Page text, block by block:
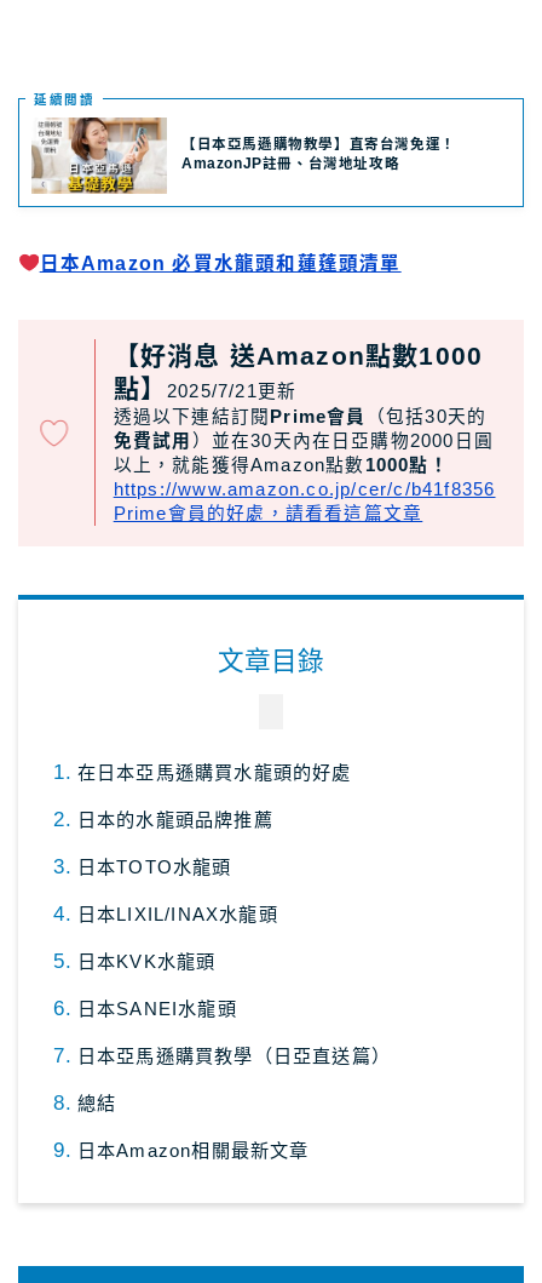
21個免費素材網站
8大日本插圖素材網站
關於Masablog
與Masa聯絡
延續閲讀
【日本亞馬遜購物教學】直寄台灣免運！
AmazonJP註冊、台灣地址攻略
日本Amazon 必買水龍頭和蓮蓬頭清單
【好消息 送Amazon點數1000
點】
2025/7/21更新
透過以下連結訂閱 Prime會員
（包括30天的
免費試用 ）並在30天內在日亞購物2000日圓
以上，就能獲得Amazon點數1000點！
https://www.amazon.co.jp/cer/c/b41f8356
Prime會員的好處，請看看這篇文章
文章目錄
在日本亞馬遜購買水龍頭的好處
日本的水龍頭品牌推薦
日本TOTO水龍頭
日本LIXIL/INAX水龍頭
日本KVK水龍頭
日本SANEI水龍頭
日本亞馬遜購買教學（日亞直送篇）
總結
日本Amazon相關最新文章